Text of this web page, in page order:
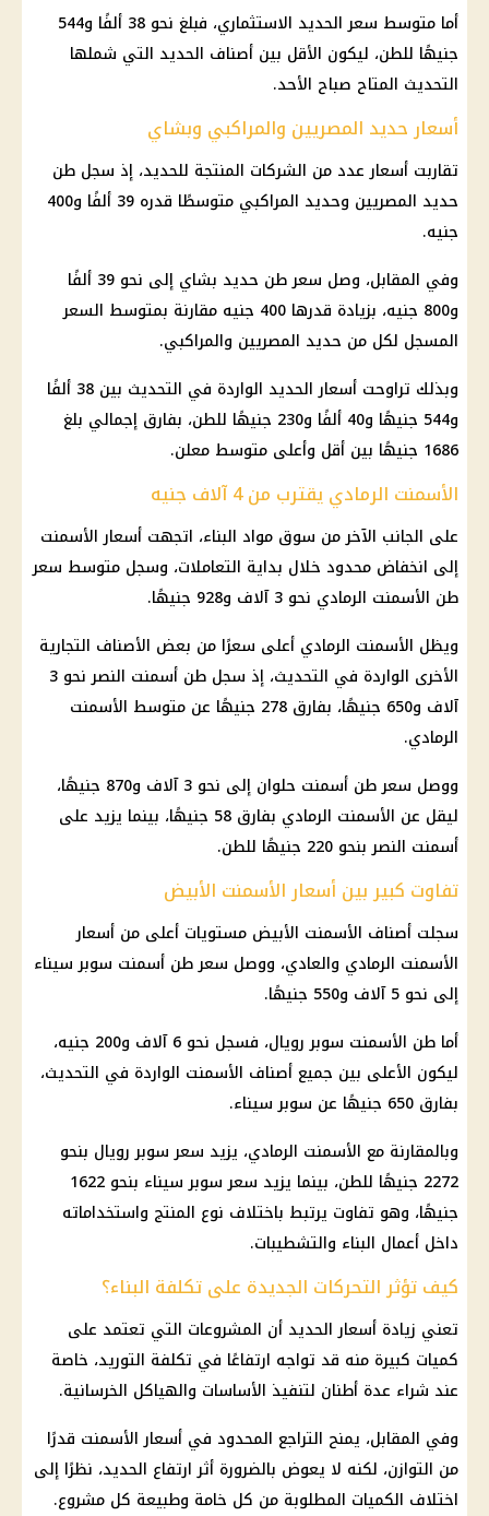
أما متوسط سعر الحديد الاستثماري، فبلغ نحو 38 ألفًا و544
جنيهًا للطن، ليكون الأقل بين أصناف الحديد التي شملها
التحديث المتاح صباح الأحد.
أسعار حديد المصريين والمراكبي وبشاي
تقاربت أسعار عدد من الشركات المنتجة للحديد، إذ سجل طن
حديد
المصريين وحديد المراكبي متوسطًا قدره 39 ألفًا و400
جنيه.
وفي المقابل، وصل سعر طن حديد بشاي
إلى نحو 39 ألفًا
و800 جنيه، بزيادة قدرها 400 جنيه مقارنة بمتوسط السعر
المسجل لكل من حديد المصريين والمراكبي.
وبذلك تراوحت أسعار الحديد الواردة في التحديث بين 38 ألفًا
و544 جنيهًا و40 ألفًا و230 جنيهًا للطن، بفارق إجمالي بلغ
1686 جنيهًا بين أقل وأعلى متوسط معلن.
الأسمنت الرمادي يقترب من 4 آلاف جنيه
على الجانب الآخر من سوق مواد البناء، اتجهت أسعار الأسمنت
إلى انخفاض محدود خلال بداية التعاملات، وسجل متوسط سعر
طن الأسمنت الرمادي نحو 3 آلاف و928 جنيهًا.
ويظل الأسمنت الرمادي أعلى سعرًا من بعض الأصناف التجارية
الأخرى الواردة في التحديث، إذ سجل طن أسمنت النصر نحو 3
آلاف و650 جنيهًا، بفارق 278 جنيهًا عن متوسط الأسمنت
الرمادي.
ووصل سعر طن أسمنت حلوان
إلى نحو 3 آلاف و870 جنيهًا،
ليقل عن الأسمنت الرمادي بفارق 58 جنيهًا، بينما يزيد على
أسمنت النصر بنحو 220 جنيهًا للطن.
تفاوت كبير بين أسعار الأسمنت الأبيض
سجلت أصناف الأسمنت الأبيض مستويات أعلى من أسعار
الأسمنت الرمادي والعادي، ووصل سعر طن أسمنت سوبر سيناء
إلى نحو 5 آلاف و550 جنيهًا.
أما طن الأسمنت سوبر رويال، فسجل نحو 6 آلاف و200 جنيه،
ليكون الأعلى بين جميع أصناف الأسمنت الواردة في التحديث،
بفارق 650 جنيهًا عن سوبر سيناء.
وبالمقارنة مع الأسمنت الرمادي، يزيد سعر سوبر رويال بنحو
2272 جنيهًا للطن، بينما يزيد سعر سوبر سيناء بنحو 1622
جنيهًا، وهو تفاوت يرتبط باختلاف نوع المنتج واستخداماته
داخل أعمال البناء والتشطيبات.
كيف تؤثر التحركات الجديدة على تكلفة البناء؟
تعني زيادة أسعار الحديد أن المشروعات التي تعتمد على
كميات كبيرة منه قد تواجه ارتفاعًا في تكلفة التوريد، خاصة
عند شراء عدة أطنان لتنفيذ الأساسات والهياكل الخرسانية.
وفي المقابل، يمنح التراجع المحدود في أسعار الأسمنت قدرًا
من التوازن، لكنه لا يعوض بالضرورة أثر ارتفاع الحديد، نظرًا إلى
اختلاف الكميات المطلوبة من كل خامة وطبيعة كل مشروع.